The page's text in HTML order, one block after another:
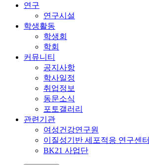
연구
연구시설
학생활동
학생회
학회
커뮤니티
공지사항
학사일정
취업정보
동문소식
포토갤러리
관련기관
여성건강연구원
이질성기반 세포적응 연구센터
BK21 사업단